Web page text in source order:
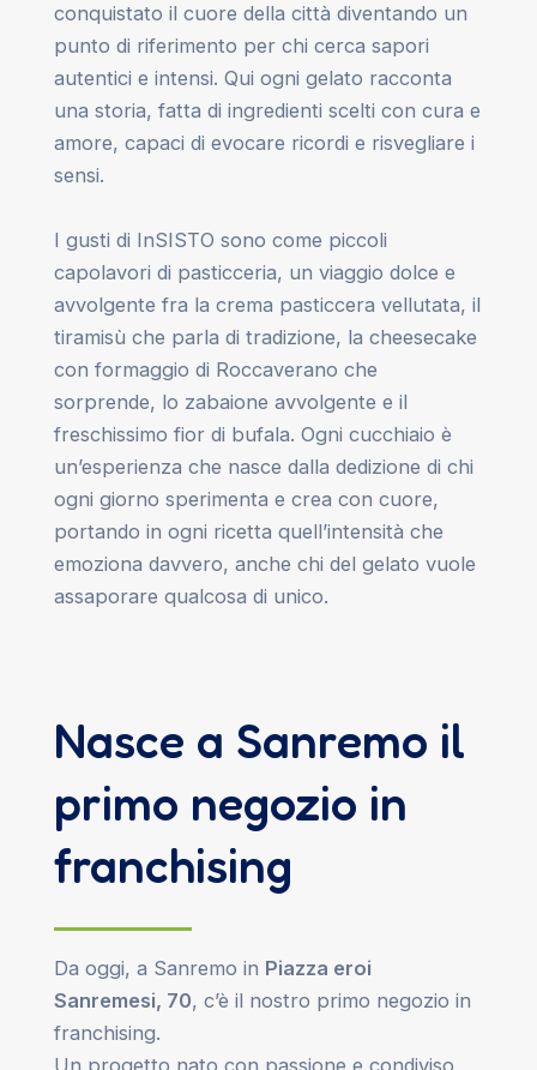
conquistato il cuore della città diventando un
punto di riferimento per chi cerca sapori
autentici e intensi. Qui ogni gelato racconta
una storia, fatta di ingredienti scelti con cura e
amore, capaci di evocare ricordi e risvegliare i
sensi.
I gusti di InSISTO sono come piccoli
capolavori di pasticceria, un viaggio dolce e
avvolgente fra la crema pasticcera vellutata, il
tiramisù che parla di tradizione, la cheesecake
con formaggio di Roccaverano che
sorprende, lo zabaione avvolgente e il
freschissimo fior di bufala. Ogni cucchiaio è
un’esperienza che nasce dalla dedizione di chi
ogni giorno sperimenta e crea con cuore,
portando in ogni ricetta quell’intensità che
emoziona davvero, anche chi del gelato vuole
assaporare qualcosa di unico.
Nasce a Sanremo il
primo negozio in
franchising
Da oggi, a Sanremo in Piazza eroi
Sanremesi, 70, c’è il nostro primo negozio in
franchising.